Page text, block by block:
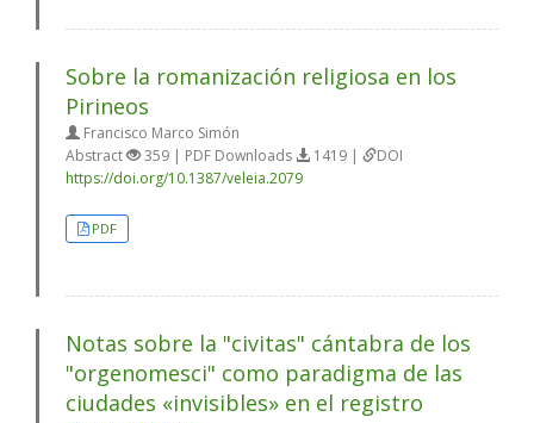
Sobre la romanización religiosa en los
Pirineos
Francisco Marco Simón
Abstract
359 | PDF Downloads 1419 |
DOI
https://doi.org/10.1387/veleia.2079
PDF
Notas sobre la "civitas" cántabra de los
"orgenomesci" como paradigma de las
ciudades «invisibles» en el registro